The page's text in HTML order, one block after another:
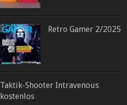
Retro Gamer 2/2025
Taktik-Shooter Intravenous
kostenlos